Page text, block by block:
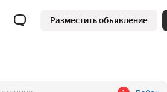
Разместить объявление